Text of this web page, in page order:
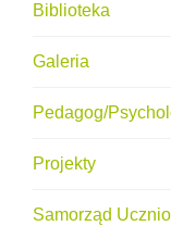
Biblioteka
Galeria
Pedagog/
Projekty
Samorząd